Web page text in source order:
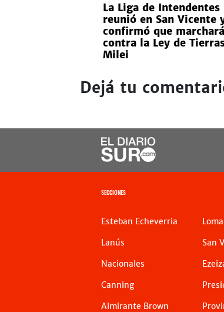
La Liga de Intendentes
reunió en San Vicente
confirmó que marchará
contra la Ley de
Milei
Dejá tu
SECCIONES
Esteban Echeverria
Lanús
Nacionales
Canning
Almirante Brown
San